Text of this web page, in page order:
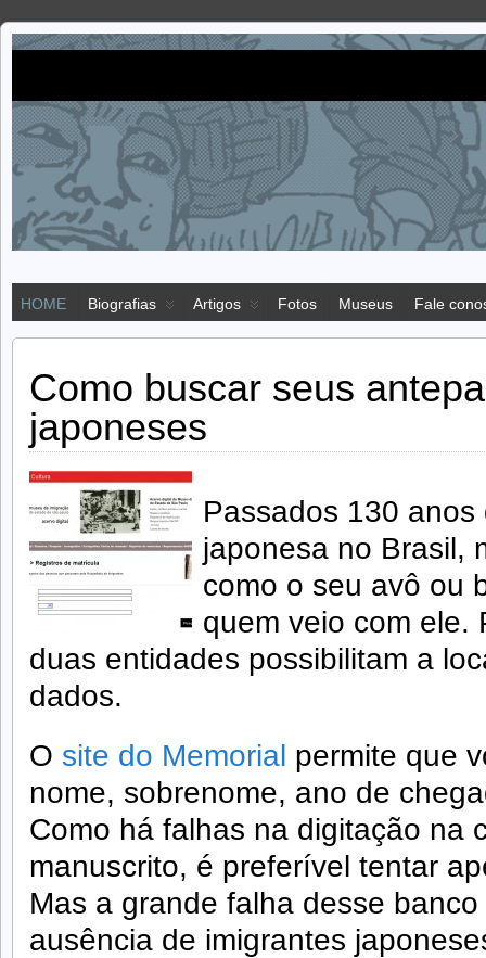
japonesa
HOME Biografias Artigos Fotos Museus Fale
Como buscar seus
japoneses
Passados 130
japonesa no Brasil,
como o seu avô ou
quem veio com ele.
duas entidades possibilitam a
dados.
O site do Memorial permite que
nome, sobrenome, ano de
Como há falhas na digitação na
manuscrito, é preferível tentar
Mas a grande falha desse
ausência de imigrantes